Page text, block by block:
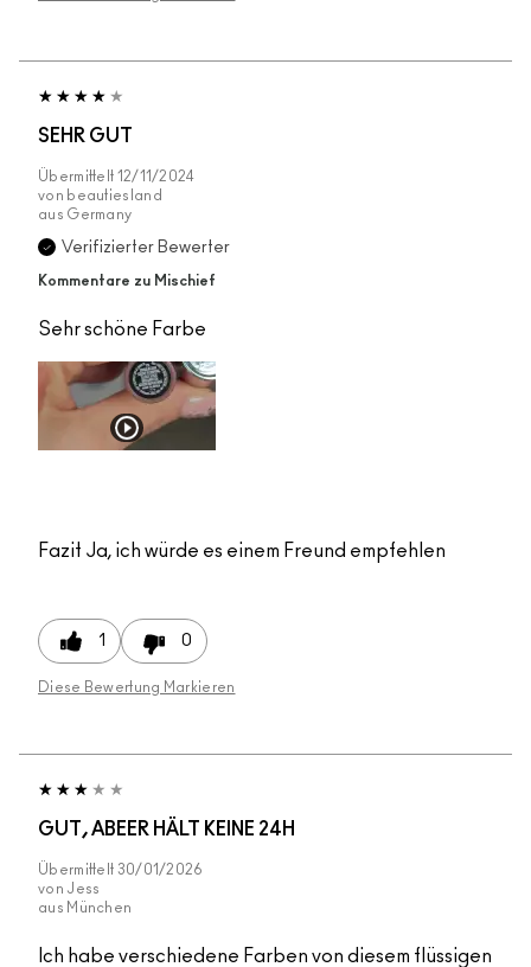
SEHR GUT
Übermittelt 12/11/2024
von beautiesland
aus Germany
Verifizierter Bewerter
Kommentare zu Mischief
Sehr schöne Farbe
Fazit Ja, ich würde es einem Freund empfehlen
1 0
Diese Bewertung Markieren
GUT, ABEER HÄLT KEINE 24H
Übermittelt 30/01/2026
von Jess
aus München
Ich habe verschiedene Farben von diesem flüssigen